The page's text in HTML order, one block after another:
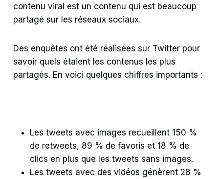
contenu viral est un contenu qui est beaucoup
partagé sur les réseaux sociaux.
Des enquêtes ont été réalisées sur Twitter pour
savoir quels étaient les contenus les plus
partagés. En voici quelques chiffres importants :
Les tweets avec images recueillent 150 %
de retweets, 89 % de favoris et 18 % de
clics en plus que les tweets sans images.
Les tweets avec des vidéos génèrent 28 %